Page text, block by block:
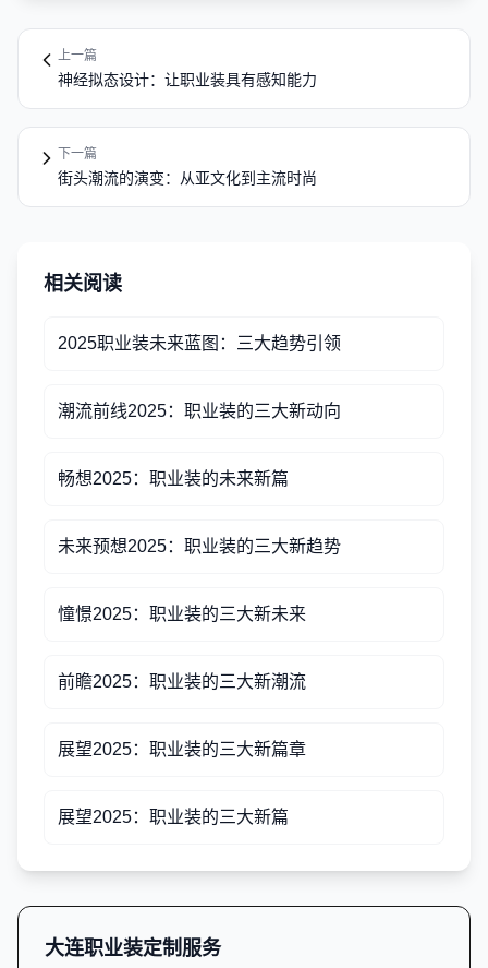
上一篇
神经拟态设计：让职业装具有感知能力
下一篇
街头潮流的演变：从亚文化到主流时尚
相关阅读
2025职业装未来蓝图：三大趋势引领
潮流前线2025：职业装的三大新动向
畅想2025：职业装的未来新篇
未来预想2025：职业装的三大新趋势
憧憬2025：职业装的三大新未来
前瞻2025：职业装的三大新潮流
展望2025：职业装的三大新篇章
展望2025：职业装的三大新篇
大连职业装定制服务